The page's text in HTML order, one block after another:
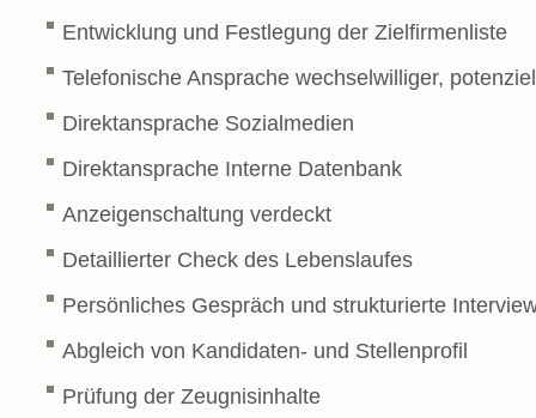
Entwicklung und Festlegung der Zielfirmenliste
Telefonische Ansprache wechselwilliger,
Direktansprache Sozialmedien
Direktansprache Interne Datenbank
Anzeigenschaltung verdeckt
Detaillierter Check des Lebenslaufes
Persönliches Gespräch und strukturierte
Abgleich von Kandidaten- und Stellenprofil
Prüfung der Zeugnisinhalte